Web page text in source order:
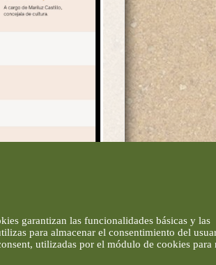
garantizan las funcionalidades básicas y las
para almacenar el consentimiento del
utilizadas por el módulo de cookies para